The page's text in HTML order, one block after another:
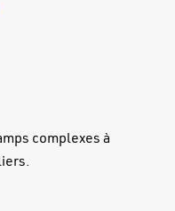
complexes à